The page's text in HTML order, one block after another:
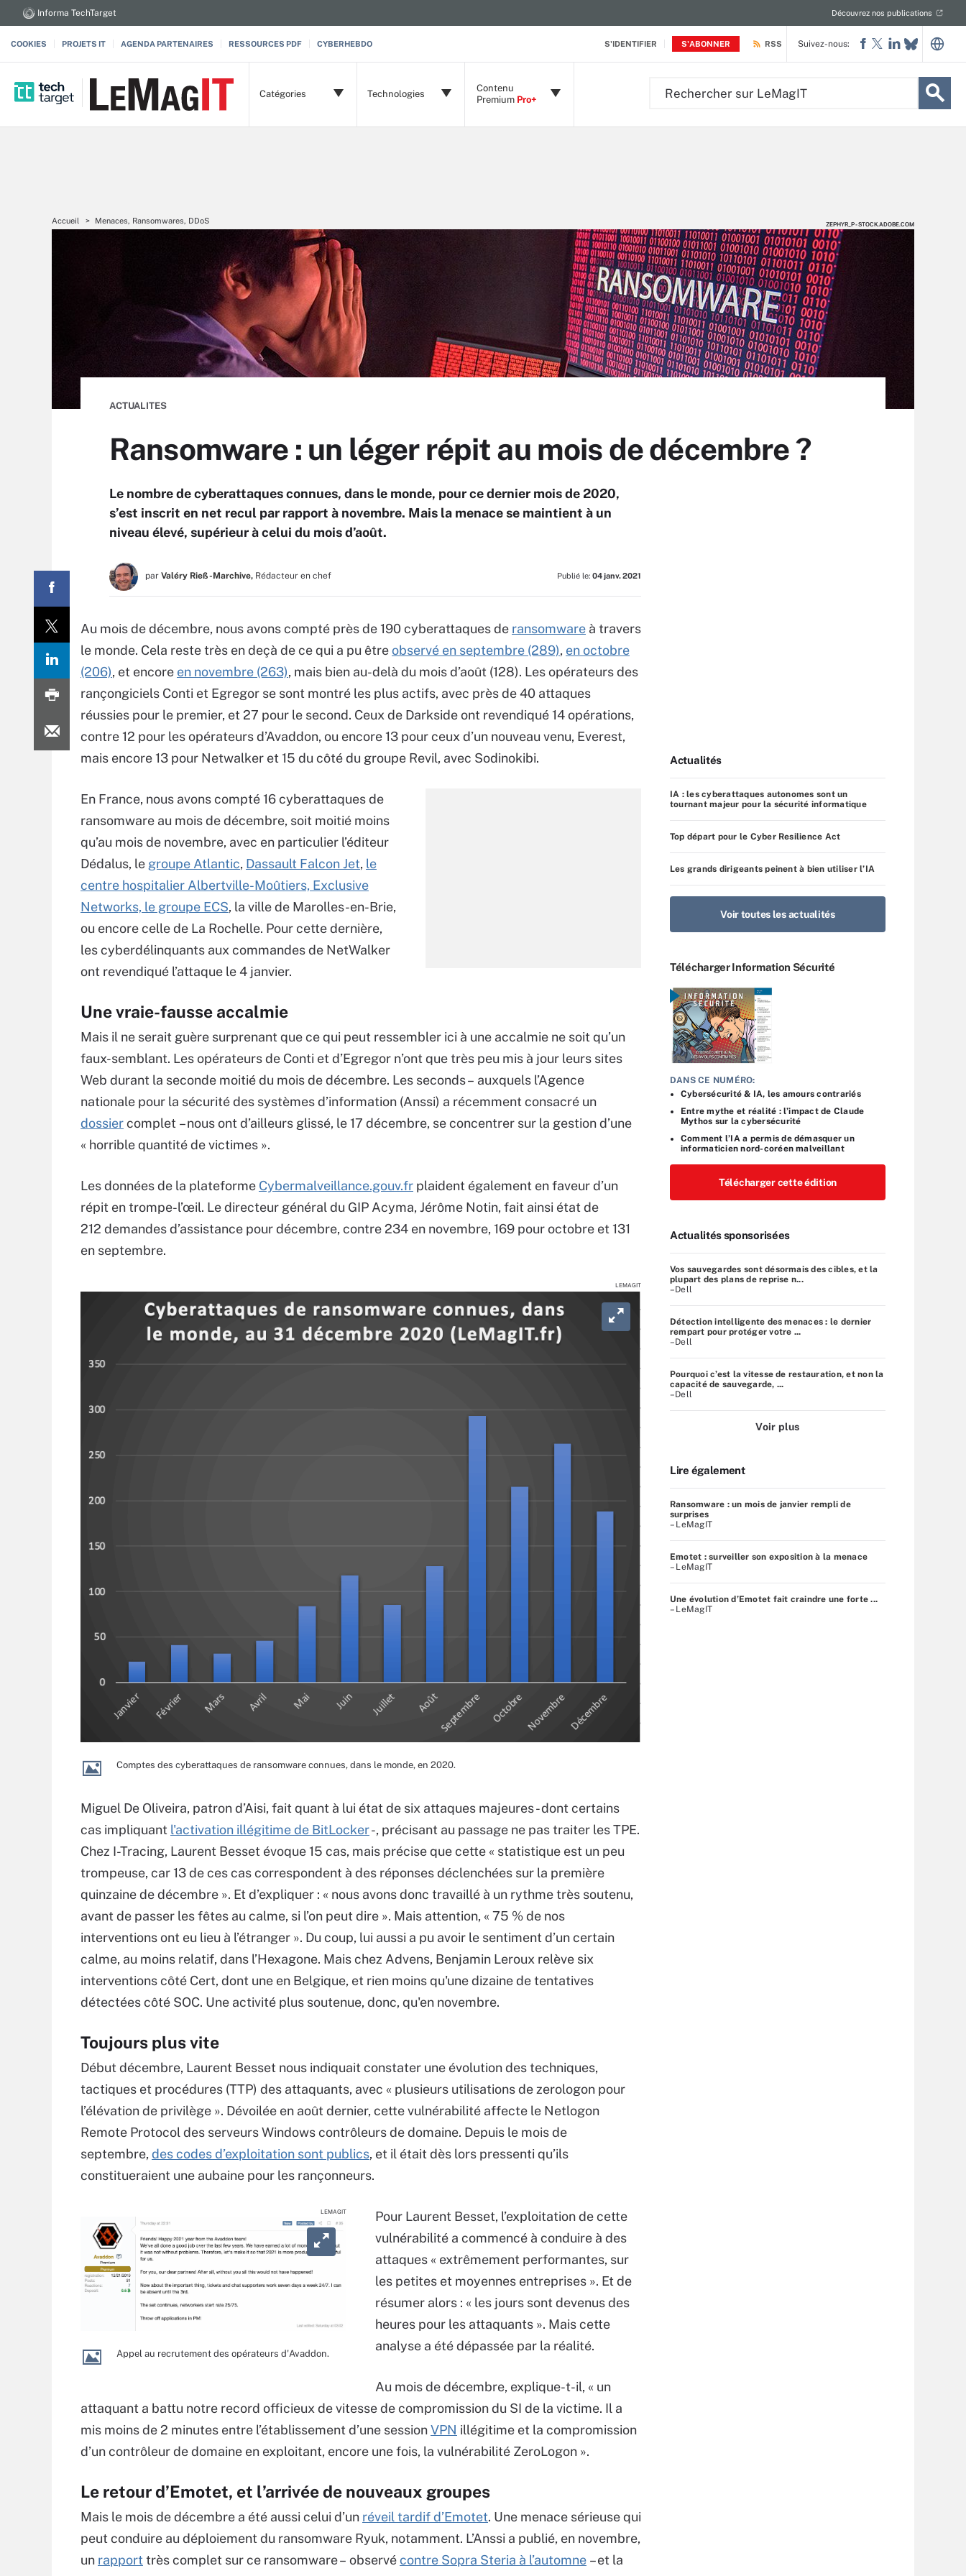
S'IDENTIFIER S'ABONNER
Informa TechTarget Découvrez nos publications
COOKIES PROJETS IT AGENDA PARTENAIRES RESSOURCES PDF CYBERHEBDO RSS
Catégories Technologies
Contenu
Premium Pro+
Suivez-nous:
Accueil Menaces, Ransomwares, DDoS ZEPHYR_P - STOCK.ADOBE.COM
ZEPHYR_P - STOCK.ADOBE.COM
ACTUALITES
Ransomware : un léger répit au mois de décembre ?
Le nombre de cyberattaques connues, dans le monde, pour ce dernier mois de 2020,
s’est inscrit en net recul par rapport à novembre. Mais la menace se maintient à un
niveau élevé, supérieur à celui du mois d’août.
par Valéry Rieß-Marchive, Rédacteur en chef Publié le: 04 janv. 2021
Au mois de décembre, nous avons compté près de 190 cyberattaques de ransomware à travers
le monde. Cela reste très en deçà de ce qui a pu êtreobservé en septembre (289), en octobre
(206), et encore en novembre (263), mais bien au-delà du mois d’août (128). Les opérateurs des
rançongiciels Conti et Egregor se sont montré les plus actifs, avec près de 40 attaques
réussies pour le premier, et 27 pour le second. Ceux de Darkside ont revendiqué 14 opérations,
contre 12 pour les opérateurs d’Avaddon, ou encore 13 pour ceux d’un nouveau venu, Everest,
mais encore 13 pour Netwalker et 15 du côté du groupe Revil, avec Sodinokibi.
En France, nous avons compté 16 cyberattaques de
ransomware au mois de décembre, soit moitié moins
qu’au mois de novembre, avec en particulier l’éditeur
Dédalus, le groupe Atlantic, Dassault Falcon Jet, le
centre hospitalier Albertville-Moûtiers, Exclusive
Networks, le groupe ECS, la ville de Marolles-en-Brie,
ou encore celle de La Rochelle. Pour cette dernière,
les cyberdélinquants aux commandes de NetWalker
ont revendiqué l’attaque le 4 janvier.
Une vraie-fausse accalmie
Mais il ne serait guère surprenant que ce qui peut ressembler ici à une accalmie ne soit qu’un
faux-semblant. Les opérateurs de Conti et d’Egregor n’ont que très peu mis à jour leurs sites
Web durant la seconde moitié du mois de décembre. Les seconds – auxquels l’Agence
nationale pour la sécurité des systèmes d’information (Anssi) a récemment consacré un
dossiercomplet – nous ont d’ailleurs glissé, le 17 décembre, se concentrer sur la gestion d’une
« horrible quantité de victimes ».
Les données de la plateforme Cybermalveillance.gouv.fr plaident également en faveur d’un
répit en trompe-l’œil. Le directeur général du GIP Acyma, Jérôme Notin, fait ainsi état de
212 demandes d’assistance pour décembre, contre 234 en novembre, 169 pour octobre et 131
en septembre.
LEMAGIT
Comptes des cyberattaques de ransomware connues, dans le monde, en 2020.
Miguel De Oliveira, patron d’Aisi, fait quant à lui état de six attaques majeures - dont certains
cas impliquant l'activation illégitime de BitLocker-, précisant au passage ne pas traiter les TPE.
Chez I-Tracing, Laurent Besset évoque 15 cas, mais précise que cette « statistique est un peu
trompeuse, car 13 de ces cas correspondent à des réponses déclenchées sur la première
quinzaine de décembre ». Et d’expliquer : « nous avons donc travaillé à un rythme très soutenu,
avant de passer les fêtes au calme, si l’on peut dire ». Mais attention, « 75 % de nos
interventions ont eu lieu à l’étranger ». Du coup, lui aussi a pu avoir le sentiment d’un certain
calme, au moins relatif, dans l’Hexagone. Mais chez Advens, Benjamin Leroux relève six
interventions côté Cert, dont une en Belgique, et rien moins qu'une dizaine de tentatives
détectées côté SOC. Une activité plus soutenue, donc, qu'en novembre.
Toujours plus vite
Début décembre, Laurent Besset nous indiquait constater une évolution des techniques,
tactiques et procédures (TTP) des attaquants, avec « plusieurs utilisations de zerologon pour
l’élévation de privilège ». Dévoilée en août dernier, cette vulnérabilité affecte le Netlogon
Remote Protocol des serveurs Windows contrôleurs de domaine. Depuis le mois de
septembre, des codes d’exploitation sont publics, et il était dès lors pressenti qu’ils
constitueraient une aubaine pour les rançonneurs.
LEMAGIT
Appel au recrutement des opérateurs d'Avaddon.
Pour Laurent Besset, l’exploitation de cette
vulnérabilité a commencé à conduire à des
attaques « extrêmement performantes, sur
les petites et moyennes entreprises ». Et de
résumer alors : « les jours sont devenus des
heures pour les attaquants ». Mais cette
analyse a été dépassée par la réalité.
Au mois de décembre, explique-t-il, « un
attaquant a battu notre record officieux de vitesse de compromission du SI de la victime. Il a
mis moins de 2 minutes entre l’établissement d’une sessionVPN illégitime et la compromission
d’un contrôleur de domaine en exploitant, encore une fois, la vulnérabilité ZeroLogon ».
Le retour d’Emotet, et l’arrivée de nouveaux groupes
Mais le mois de décembre a été aussi celui d’un réveil tardif d’Emotet. Une menace sérieuse qui
peut conduire au déploiement du ransomware Ryuk, notamment. L’Anssi a publié, en novembre,
un rapporttrès complet sur ce ransomware– observécontre Sopra Steria à l’automne –et la
Actualités
IA : les cyberattaques autonomes sont un
tournant majeur pour la sécurité informatique
Top départ pour le Cyber Resilience Act
Les grands dirigeants peinent à bien utiliser l’IA
Voir toutes les actualités
Télécharger Information Sécurité
DANS CE NUMÉRO:
Cybersécurité & IA, les amours contrariés
Entre mythe et réalité : l’impact de Claude
Mythos sur la cybersécurité
Comment l’IA a permis de démasquer un
informaticien nord-coréen malveillant
Télécharger cette édition
Actualités sponsorisées
Vos sauvegardes sont désormais des cibles, et la
plupart des plans de reprise n...
–Dell
Détection intelligente des menaces : le dernier
rempart pour protéger votre ...
–Dell
Pourquoi c’est la vitesse de restauration, et non la
capacité de sauvegarde, ...
–Dell
Voir plus
Lire également
Ransomware : un mois de janvier rempli de
surprises
– LeMagIT
Emotet : surveiller son exposition à la menace
– LeMagIT
Une évolution d’Emotet fait craindre une forte ...
– LeMagIT